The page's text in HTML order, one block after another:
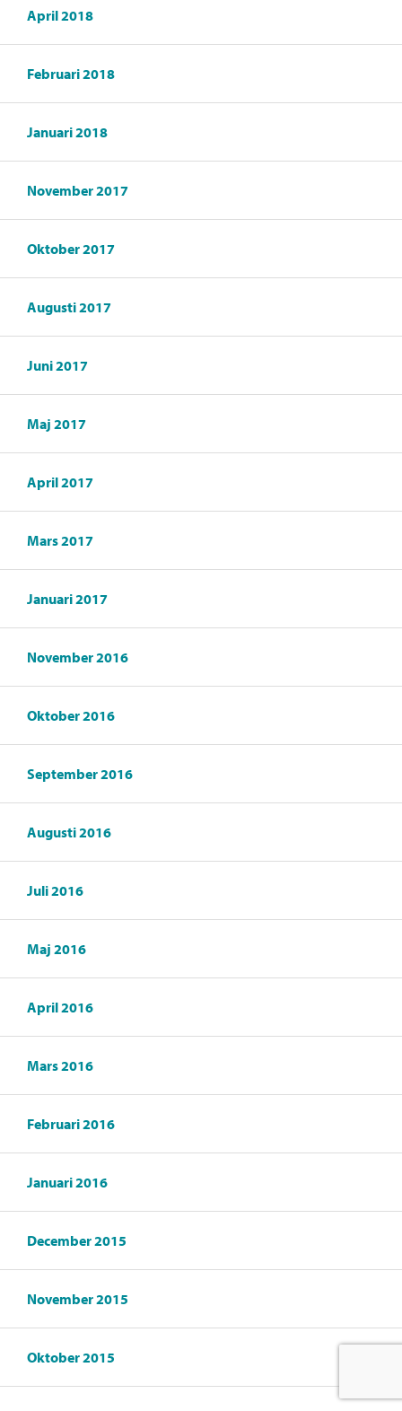
April 2018
Februari 2018
Januari 2018
November 2017
Oktober 2017
Augusti 2017
Juni 2017
Maj 2017
April 2017
Mars 2017
Januari 2017
November 2016
Oktober 2016
September 2016
Augusti 2016
Juli 2016
Maj 2016
April 2016
Mars 2016
Februari 2016
Januari 2016
December 2015
November 2015
Oktober 2015